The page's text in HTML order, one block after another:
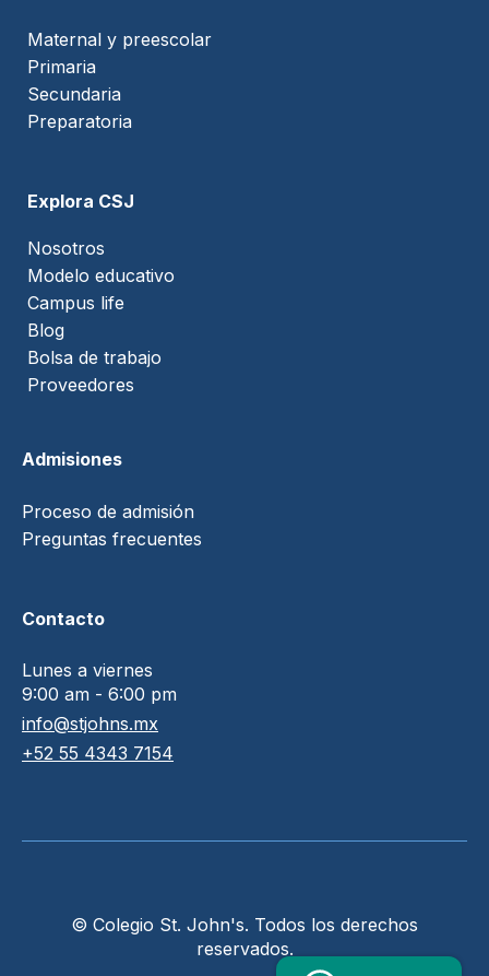
Maternal y preescolar
Primaria
Secundaria
Preparatoria
Explora CSJ
Nosotros
Modelo educativo
Campus life
Blog
Bolsa de trabajo
Proveedores
Admisiones
Proceso de admisión
Preguntas frecuentes
Contacto
Lunes a viernes
9:00 am - 6:00 pm
info@stjohns.mx
+52 55 4343 7154
© Colegio St. John's. Todos los derechos
reservados.